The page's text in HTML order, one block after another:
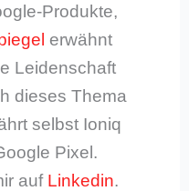
Produkte,
erwähnt
Leidenschaft
dieses Thema
selbst Ioniq
Pixel.
auf Linkedin.